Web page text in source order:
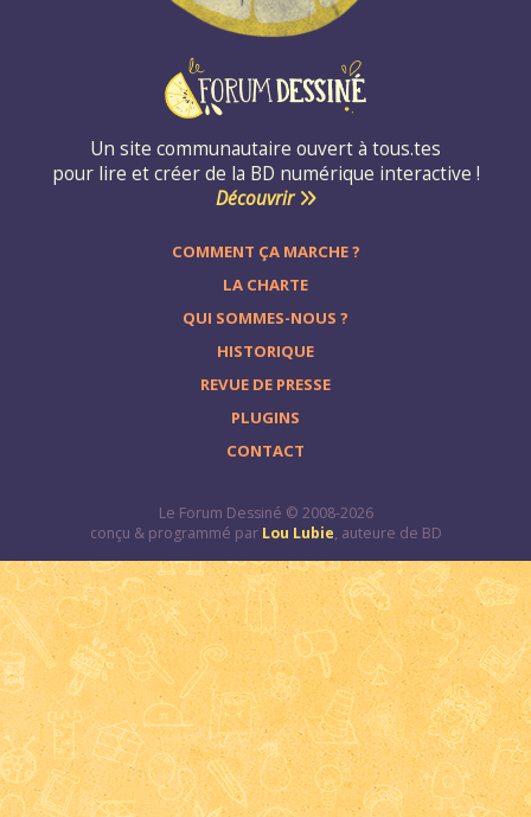
Un site communautaire ouvert à tous.tes
pour lire et créer de la BD numérique interactive !
Découvrir
COMMENT ÇA MARCHE ?
LA CHARTE
QUI SOMMES-NOUS ?
HISTORIQUE
REVUE DE PRESSE
PLUGINS
CONTACT
Le Forum Dessiné © 2008-2026
conçu & programmé par Lou Lubie, auteure de BD